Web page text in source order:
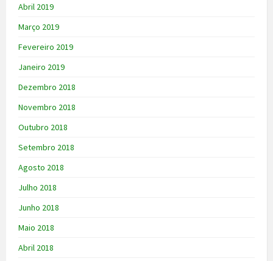
Abril 2019
Março 2019
Fevereiro 2019
Janeiro 2019
Dezembro 2018
Novembro 2018
Outubro 2018
Setembro 2018
Agosto 2018
Julho 2018
Junho 2018
Maio 2018
Abril 2018